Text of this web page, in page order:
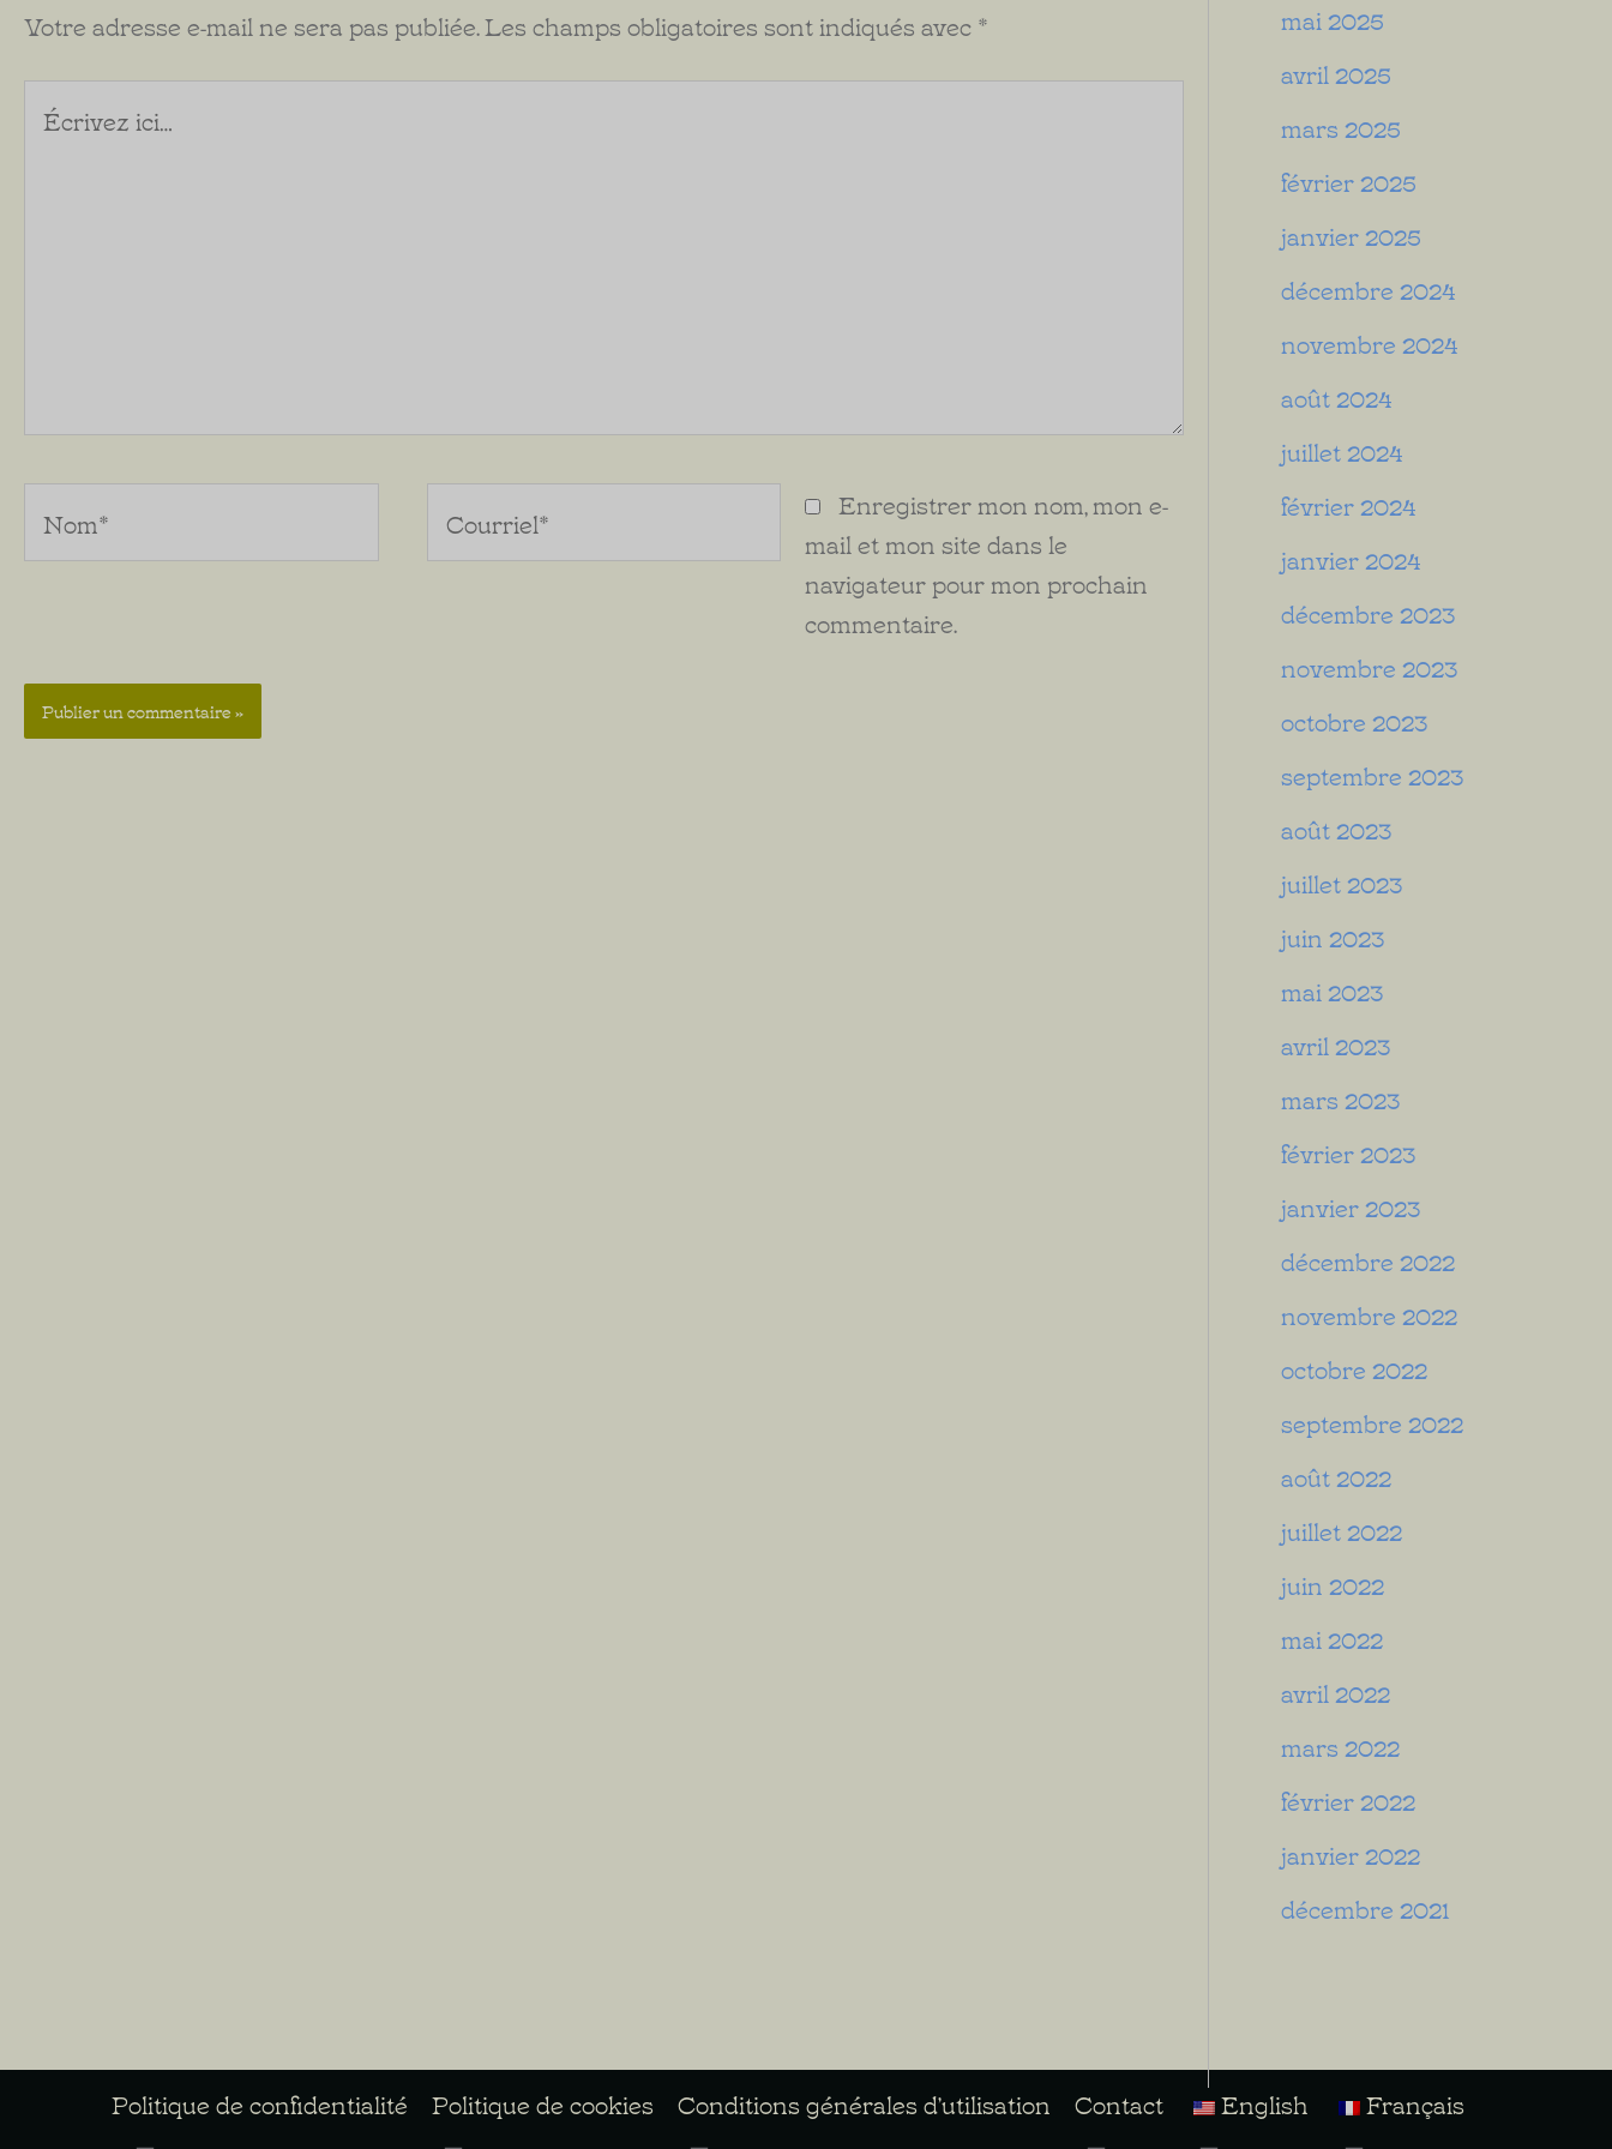
Votre adresse e-mail ne sera pas publiée.Les champs obligatoires sont indiqués avec *
Écrivez
ici…
Enregistrer mon nom, mon e-
mail et mon site dans le
navigateur pour mon prochain
commentaire.
mai 2025
avril 2025
mars 2025
février 2025
janvier 2025
décembre 2024
novembre 2024
août 2024
juillet 2024
février 2024
janvier 2024
décembre 2023
novembre 2023
octobre 2023
septembre 2023
août 2023
juillet 2023
juin 2023
mai 2023
avril 2023
mars 2023
février 2023
janvier 2023
décembre 2022
novembre 2022
octobre 2022
septembre 2022
août 2022
juillet 2022
juin 2022
mai 2022
avril 2022
mars 2022
février 2022
janvier 2022
décembre 2021
Politique de confidentialité Politique de cookies Conditions générales d’utilisation Contact English Français